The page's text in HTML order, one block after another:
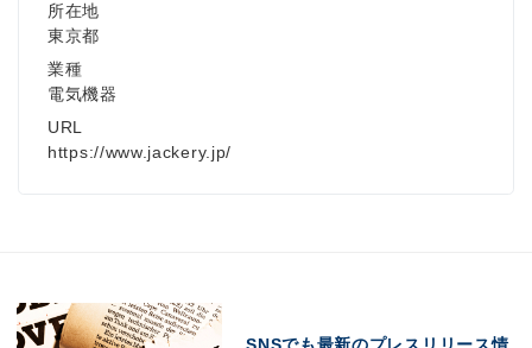
所在地
東京都
業種
電気機器
URL
https://www.jackery.jp/
SNSでも最新のプレスリリース情